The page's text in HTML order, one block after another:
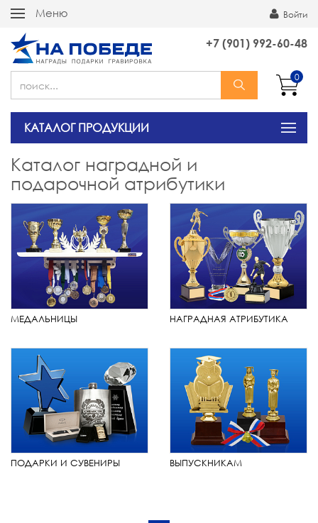
Меню Войти
+7 (901) 992-60-48
0
КАТАЛОГ ПРОДУКЦИИ
Каталог наградной и
подарочной атрибутики
МЕДАЛЬНИЦЫ НАГРАДНАЯ АТРИБУТИКА
ПОДАРКИ И СУВЕНИРЫ ВЫПУСКНИКАМ